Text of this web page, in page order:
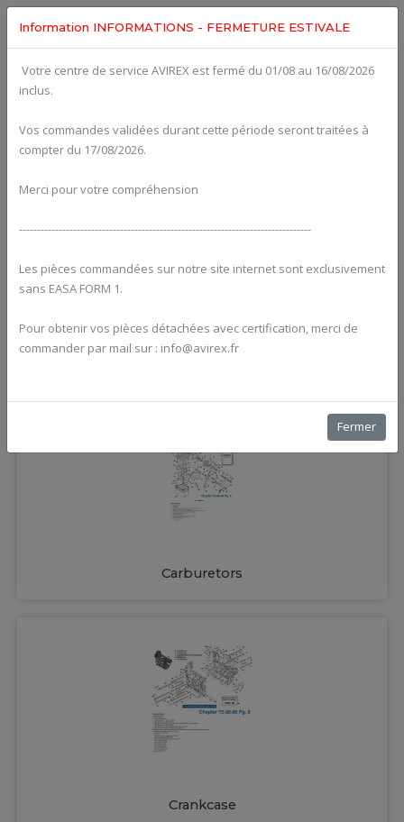
Alternators
Carburetors
Crankcase
Information INFORMATIONS - FERMETURE ESTIVALE
Votre centre de service AVIREX est fermé du 01/08 au 16/08/2026
inclus.
Vos commandes validées durant cette période seront traitées à
compter du 17/08/2026.
Merci pour votre compréhension
---------------------------------------------------------------------------------
Les pièces commandées sur notre site internet sont exclusivement
sans EASA FORM 1.
Pour obtenir vos pièces détachées avec certification, merci de
commander par mail sur : info@avirex.fr
Fermer